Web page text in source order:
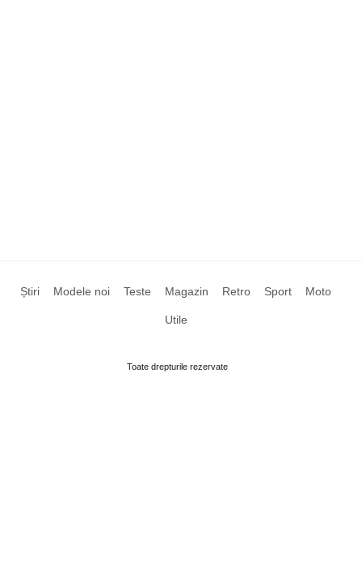
Știri Modele noi Teste Magazin Retro Sport Moto
Utile
Toate drepturile rezervate